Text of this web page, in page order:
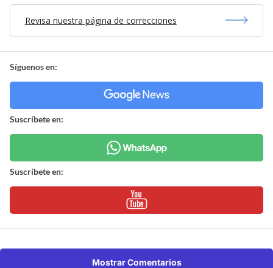
Revisa nuestra página de correcciones
Síguenos en:
Suscríbete en:
Suscríbete en:
Mostrar Comentarios